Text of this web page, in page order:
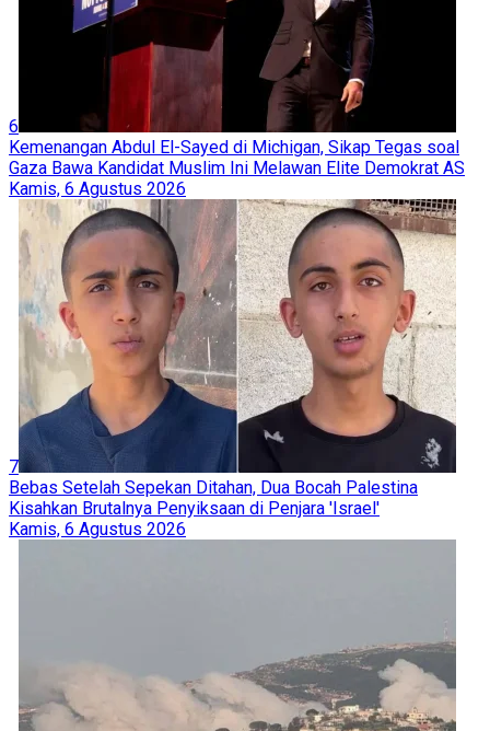
6
Kemenangan Abdul El-Sayed di Michigan, Sikap Tegas soal
Gaza Bawa Kandidat Muslim Ini Melawan Elite Demokrat AS
Kamis, 6 Agustus 2026
7
Bebas Setelah Sepekan Ditahan, Dua Bocah Palestina
Kisahkan Brutalnya Penyiksaan di Penjara 'Israel'
Kamis, 6 Agustus 2026